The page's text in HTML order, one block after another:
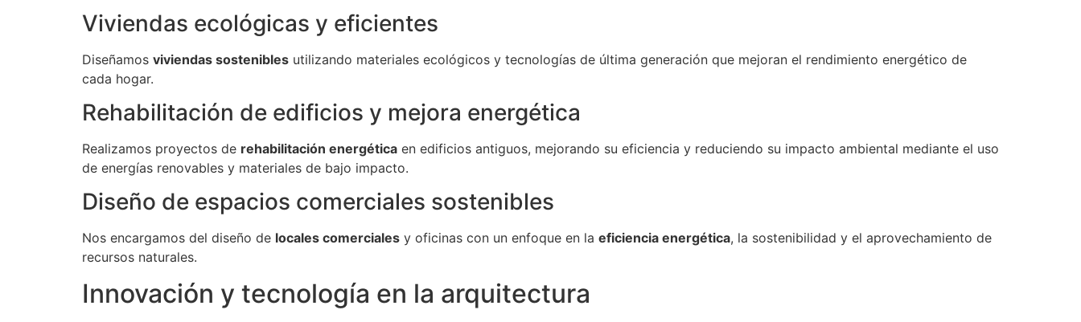
Viviendas ecológicas y eficientes
Diseñamos viviendas sostenibles utilizando materiales ecológicos y tecnologías de última generación que mejoran el rendimiento energético de
cada hogar.
Rehabilitación de edificios y mejora energética
Realizamos proyectos de rehabilitación energética en edificios antiguos, mejorando su eficiencia y reduciendo su impacto ambiental mediante el uso
de energías renovables y materiales de bajo impacto.
Diseño de espacios comerciales sostenibles
Nos encargamos del diseño de locales comerciales y oficinas con un enfoque en la eficiencia energética, la sostenibilidad y el aprovechamiento de
recursos naturales.
Innovación y tecnología en la arquitectura